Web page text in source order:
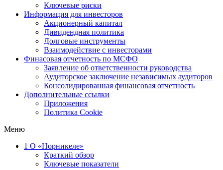
Ключевые риски
Информация для инвесторов
Акционерный капитал
Дивидендная политика
Долговые инструменты
Взаимодействие с инвеcторами
Финасовая отчетность по МСФО
Заявление об ответственности руководства
Аудиторское заключение независимых аудиторов
Консолидированная финансовая отчетность
Дополнительные ссылки
Приложения
Политика Cookie
Меню
1 О «Норникеле»
Краткий обзор
Ключевые показатели